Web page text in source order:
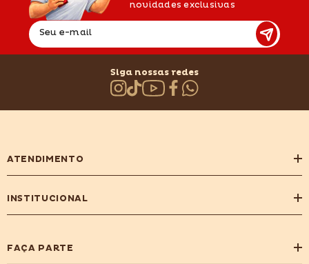
novidades exclusivas
Seu e-mail
Siga nossas redes
ATENDIMENTO
INSTITUCIONAL
FAÇA PARTE